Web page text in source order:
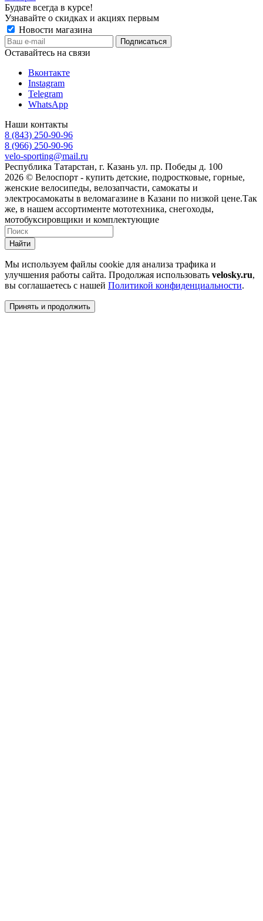
Будьте всегда в курсе!
Узнавайте о скидках и акциях первым
Новости магазина
Оставайтесь на связи
Вконтакте
Instagram
Telegram
WhatsApp
Наши контакты
8 (843) 250-90-96
8 (966) 250-90-96
velo-sporting@mail.ru
Республика Татарстан, г. Казань ул. пр. Победы д. 100
2026 © Велоспорт - купить детские, подростковые, горные,
женские велосипеды, велозапчасти, самокаты и
электросамокаты в веломагазине в Казани по низкой цене.Так
же, в нашем ассортименте мототехника, снегоходы,
мотобуксировщики и комплектующие
Найти
Мы используем файлы cookie для анализа трафика и
улучшения работы сайта. Продолжая использовать velosky.ru,
вы соглашаетесь с нашей Политикой конфиденциальности.
Принять и продолжить